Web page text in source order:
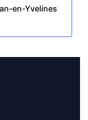
en-Yvelines